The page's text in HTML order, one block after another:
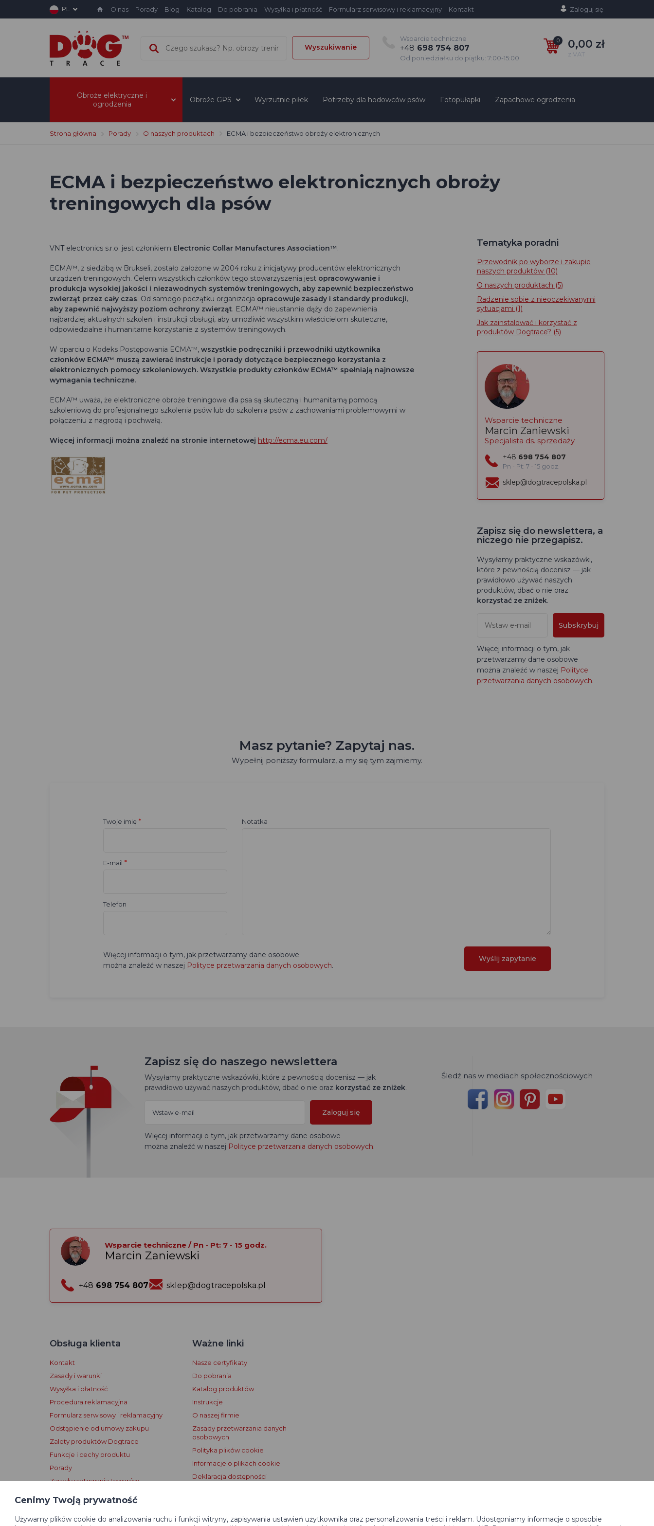
PL O nas Porady Blog Katalog Do pobrania Wysyłka i płatność Formularz serwisowy i reklamacyjny Kontakt Zaloguj się
Wyszukiwanie
Wsparcie techniczne
+48 698 754 807
Od poniedziałku do piątku: 7:00-15:00
0 0,00 zł
z VAT
Obroże elektryczne i
ogrodzenia
Obroże GPS Wyrzutnie piłek Potrzeby dla hodowców psów Fotopułapki Zapachowe ogrodzenia
Strona główna Porady O naszych produktach ECMA i bezpieczeństwo obroży elektronicznych
ECMA i bezpieczeństwo elektronicznych obroży
treningowych dla psów
VNT electronics s.r.o. jest członkiem Electronic Collar Manufactures Association™.
ECMA™, z siedzibą w Brukseli, zostało założone w 2004 roku z inicjatywy producentów elektronicznych
urządzeń treningowych. Celem wszystkich członków tego stowarzyszenia jest opracowywanie i
produkcja wysokiej jakości i niezawodnych systemów treningowych, aby zapewnić bezpieczeństwo
zwierząt przez cały czas. Od samego początku organizacja opracowuje zasady i standardy produkcji,
aby zapewnić najwyższy poziom ochrony zwierząt. ECMA™ nieustannie dąży do zapewnienia
najbardziej aktualnych szkoleń i instrukcji obsługi, aby umożliwić wszystkim właścicielom skuteczne,
odpowiedzialne i humanitarne korzystanie z systemów treningowych.
W oparciu o Kodeks Postępowania ECMA™, wszystkie podręczniki i przewodniki użytkownika
członków ECMA™ muszą zawierać instrukcje i porady dotyczące bezpiecznego korzystania z
elektronicznych pomocy szkoleniowych. Wszystkie produkty członków ECMA™ spełniają najnowsze
wymagania techniczne.
ECMA™ uważa, że elektroniczne obroże treningowe dla psa są skuteczną i humanitarną pomocą
szkoleniową do profesjonalnego szkolenia psów lub do szkolenia psów z zachowaniami problemowymi w
połączeniu z nagrodą i pochwałą.
Więcej informacji można znaleźć na stronie internetowej http://ecma.eu.com/
Tematyka poradni
Przewodnik po wyborze i zakupie
naszych produktów (10)
O naszych produktach (5)
Radzenie sobie z nieoczekiwanymi
sytuacjami (1)
Jak zainstalować i korzystać z
produktów Dogtrace? (5)
Wsparcie techniczne
Marcin Zaniewski
Specjalista ds. sprzedaży
+48 698 754 807
Pn - Pt: 7 - 15 godz.
sklep@dogtracepolska.pl
Zapisz się do newslettera, a
niczego nie przegapisz.
Wysyłamy praktyczne wskazówki,
które z pewnością docenisz — jak
prawidłowo używać naszych
produktów, dbać o nie oraz
korzystać ze zniżek.
Subskrybuj
Więcej informacji o tym, jak
przetwarzamy dane osobowe
można znaleźć w naszej Polityce
przetwarzania danych osobowych.
Masz pytanie? Zapytaj nas.
Wypełnij poniższy formularz, a my się tym zajmiemy.
Twoje imię *
E-mail *
Telefon
Notatka
Więcej informacji o tym, jak przetwarzamy dane osobowe
można znaleźć w naszej Polityce przetwarzania danych osobowych.
Zapisz się do naszego newslettera
Wysyłamy praktyczne wskazówki, które z pewnością docenisz — jak
prawidłowo używać naszych produktów, dbać o nie oraz korzystać ze zniżek.
Zaloguj się
Więcej informacji o tym, jak przetwarzamy dane osobowe
można znaleźć w naszej Polityce przetwarzania danych osobowych.
Śledź nas w mediach społecznościowych
Wsparcie techniczne / Pn - Pt: 7 - 15 godz.
Marcin Zaniewski
+48 698 754 807 sklep@dogtracepolska.pl
Obsługa klienta
Kontakt
Zasady i warunki
Wysyłka i płatność
Procedura reklamacyjna
Formularz serwisowy i reklamacyjny
Odstąpienie od umowy zakupu
Zalety produktów Dogtrace
Funkcje i cechy produktu
Porady
Zasady sortowania towarów
Ważne linki
Nasze certyfikaty
Do pobrania
Katalog produktów
Instrukcje
O naszej firmie
Zasady przetwarzania danych
osobowych
Polityka plików cookie
Informacje o plikach cookie
Deklaracja dostępności
Cenimy Twoją prywatność
Używamy plików cookie do analizowania ruchu i funkcji witryny, zapisywania ustawień użytkownika oraz personalizowania treści i reklam. Udostępniamy informacje o sposobie